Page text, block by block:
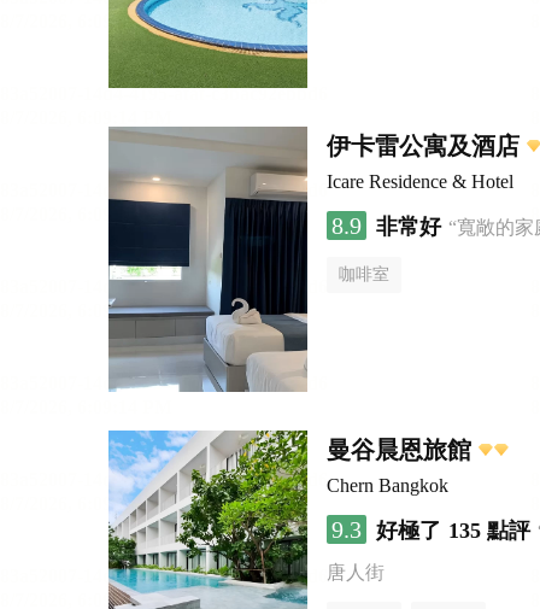
伊卡雷公寓及酒店
Icare Residence & Hotel
8.9 非常好 “寬敞的
咖啡室
曼谷晨恩旅館
Chern Bangkok
9.3 好極了 135 點評
唐人街